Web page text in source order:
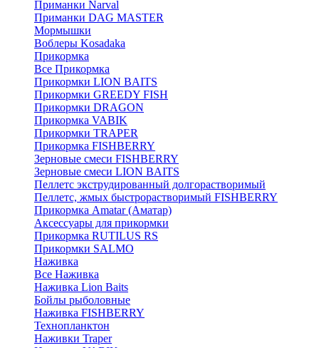
Приманки Narval
Приманки DAG MASTER
Мормышки
Воблеры Kosadaka
Прикормка
Все Прикормка
Прикормки LION BAITS
Прикормки GREEDY FISH
Прикормки DRAGON
Прикормка VABIK
Прикормки TRAPER
Прикормка FISHBERRY
Зерновые смеси FISHBERRY
Зерновые смеси LION BAITS
Пеллетс экструдированный долгорастворимый
Пеллетс, жмых быстрорастворимый FISHBERRY
Прикормка Amatar (Аматар)
Аксессуары для прикормки
Прикормка RUTILUS RS
Прикормки SALMO
Наживка
Все Наживка
Наживка Lion Baits
Бойлы рыболовные
Наживка FISHBERRY
Технопланктон
Наживки Traper